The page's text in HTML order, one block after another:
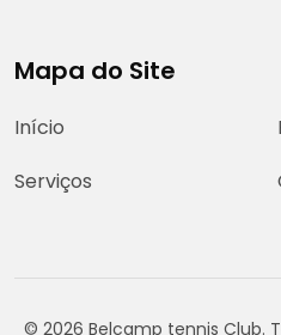
Mapa do Site
Início
Serviços
© 2026 Belcamp tennis Club.